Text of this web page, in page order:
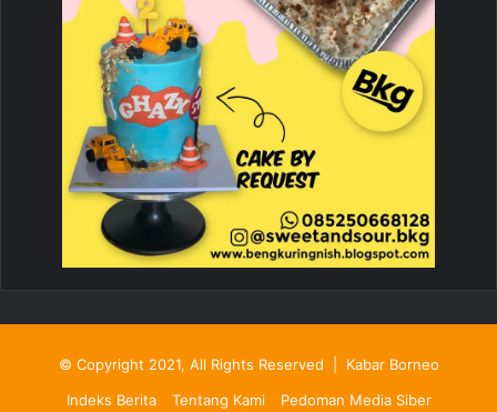
© Copyright 2021, All Rights Reserved | Kabar Borneo
Indeks Berita
Tentang Kami Pedoman Media Siber